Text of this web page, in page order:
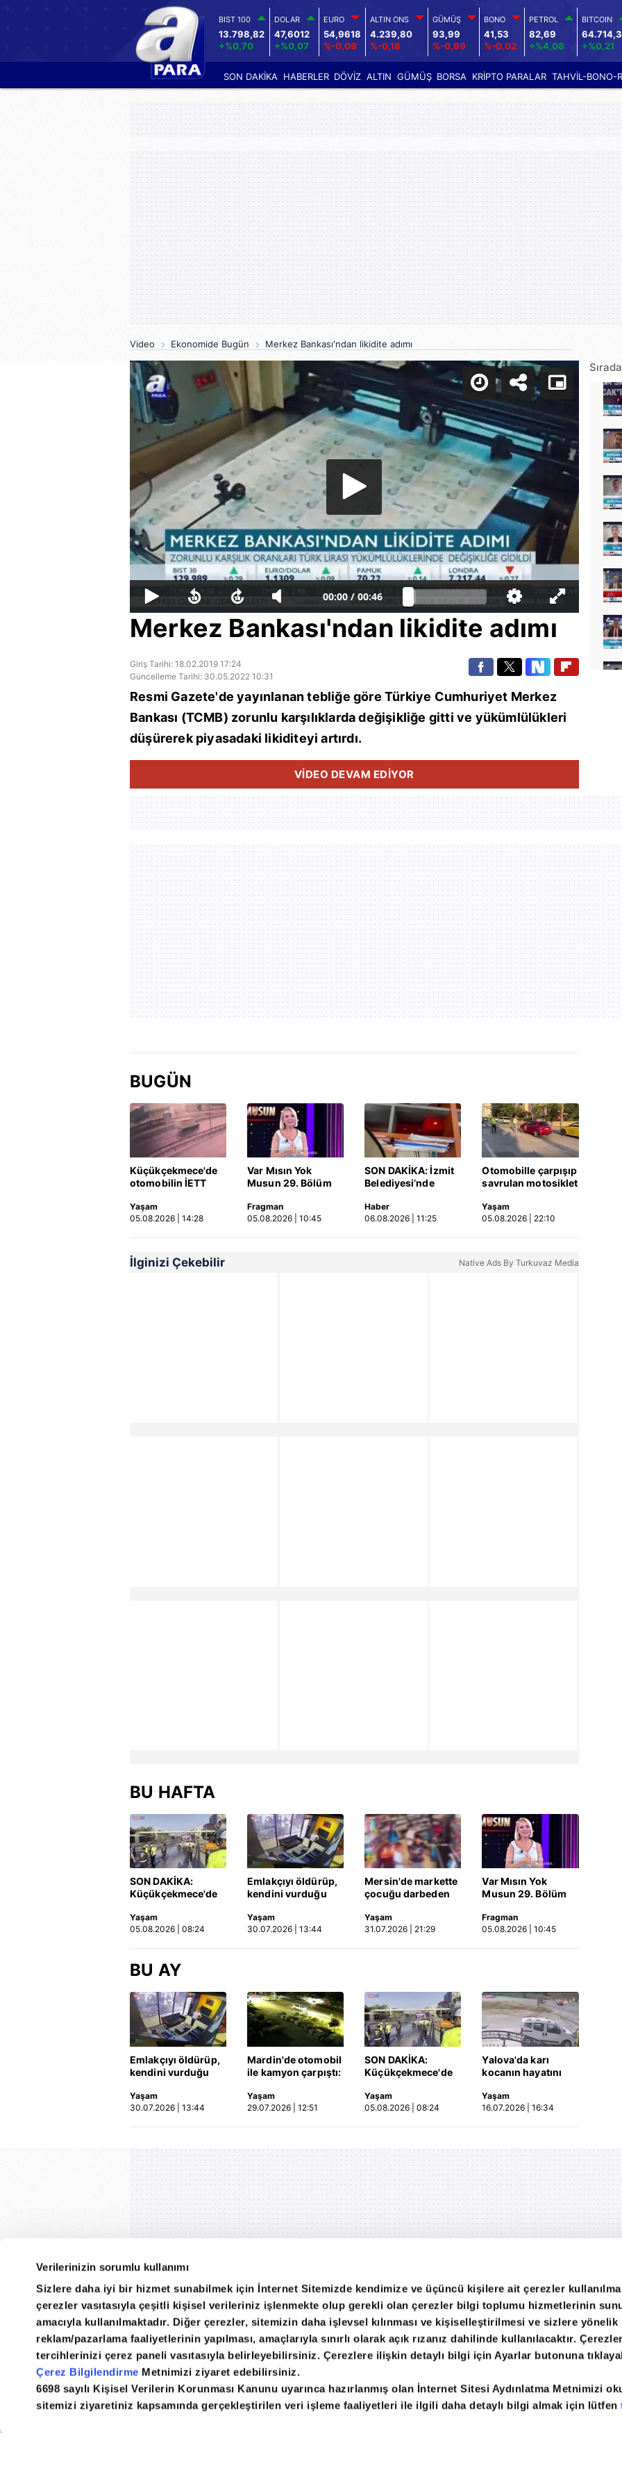
Verilerinizin sorumlu kullanımı
Sizlere daha iyi bir hizmet sunabilmek için İnternet Sitemizde kendimize ve üçüncü kişilere ait çerezler
çerezler vasıtasıyla çeşitli kişisel verileriniz işlenmekte olup gerekli olan çerezler bilgi toplumu hizmetlerinin
amacıyla kullanılmaktadır. Diğer çerezler, sitemizin daha işlevsel kılınması ve kişiselleştirilmesi ve sizlere yönelik
reklam/pazarlama faaliyetlerinin yapılması, amaçlarıyla sınırlı olarak açık rızanız dahilinde kullanılacaktır.
tercihlerinizi çerez paneli vasıtasıyla belirleyebilirsiniz. Çerezlere ilişkin detaylı bilgi için Ayarlar butonuna
Çerez Bilgilendirme Metnimizi ziyaret edebilirsiniz.
6698 sayılı Kişisel Verilerin Korunması Kanunu uyarınca hazırlanmış olan İnternet Sitesi Aydınlatma Metnimizi
sitemizi ziyaretiniz kapsamında gerçekleştirilen veri işleme faaliyetleri ile ilgili daha detaylı bilgi almak için lütfen
BIST 100
13.798,82
+%0,70
DOLAR
47,6012
+%0,07
EURO
54,9618
%-0,09
ALTIN ONS
4.239,80
%-0,18
GÜMÜŞ
93,99
%-0,99
BONO
41,53
%-0,02
PETROL
82,69
+%4,08
BITCOIN
+%0,21
SON DAKİKA HABERLER DÖVİZ ALTIN GÜMÜŞ BORSA KRİPTO PARALAR TAHVİL-BONO-
Video Ekonomide Bugün Merkez Bankası'ndan likidite adımı
00:00 / 00:46
Merkez Bankası'ndan likidite adımı
Giriş Tarihi: 18.02.2019 17:24
Güncelleme Tarihi: 30.05.2022 10:31
Resmi Gazete'de yayınlanan tebliğe göre Türkiye Cumhuriyet Merkez
Bankası (TCMB) zorunlu karşılıklarda değişikliğe gitti ve yükümlülükleri
düşürerek piyasadaki likiditeyi artırdı.
VİDEO DEVAM EDİYOR
BUGÜN
Küçükçekmece'de
otomobilin İETT
kaza kamerada |
Video
Yaşam
05.08.2026 | 14:28
Var Mısın Yok
Musun 29. Bölüm
yayınlandı | Video
Fragman
05.08.2026 | 10:45
SON DAKİKA: İzmit
Belediyesi’nde
kamerada: "Şu
araya sıkıştırdım…
Haber
06.08.2026 | 11:25
Otomobille çarpışıp
savrulan motosiklet
çarptı: 2 yaralı
Yaşam
05.08.2026 | 22:10
İlginizi Çekebilir Native Ads By Turkuvaz Media
BU HAFTA
SON DAKİKA:
Küçükçekmece'de
Otomobil, İETT
otobüsüne çarptı: 3
Yaşam
05.08.2026 | 08:24
Emlakçıyı öldürüp,
kendini vurduğu
ortaya çıktı | Video
Yaşam
30.07.2026 | 13:44
Mersin'de markette
çocuğu darbeden
Yaşam
31.07.2026 | 21:29
Var Mısın Yok
Musun 29. Bölüm
yayınlandı | Video
Fragman
05.08.2026 | 10:45
BU AY
Emlakçıyı öldürüp,
kendini vurduğu
ortaya çıktı | Video
Yaşam
30.07.2026 | 13:44
Mardin'de otomobil
ile kamyon çarpıştı:
hayatını kaybetti!
Kaza anı kamerada
Yaşam
29.07.2026 | 12:51
SON DAKİKA:
Küçükçekmece'de
Otomobil, İETT
otobüsüne çarptı: 3
Yaşam
05.08.2026 | 08:24
Yalova'da karı
kocanın hayatını
motosiklet kazası
saniye saniye
Yaşam
16.07.2026 | 16:34
Daily Sabah RSS E-Gazete Arşiv Gazete Reklam Internet Reklam